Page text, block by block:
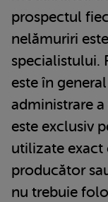
prospectul
nelămuriri
specialistului.
este în
administrare
este exclusiv
utilizate exact
producător
nu trebuie